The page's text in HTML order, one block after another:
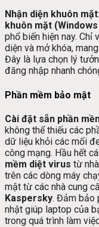
Nhận diện khuôn mặt
khuôn mặt
phổ biến hiện nay.
diện và mở khóa,
Đây là lựa chọn lý
đăng nhập nhanh
Phần mềm bảo mật
Cài đặt sẵn phần
không thể thiếu các
dữ liệu khỏi các mối
công mạng. Hầu hết
mềm diệt virus từ
trên các dòng máy
mật từ các nhà cung
Kaspersky. Đảm bảo
nhật giúp laptop của
trong quá trình làm